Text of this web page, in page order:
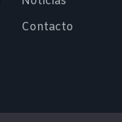
Contacto